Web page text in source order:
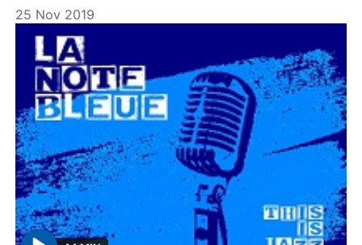
y
25 Nov 2019